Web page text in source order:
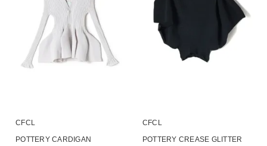
CFCL
POTTERY CARDIGAN
CFCL
POTTERY CREASE GLITTER